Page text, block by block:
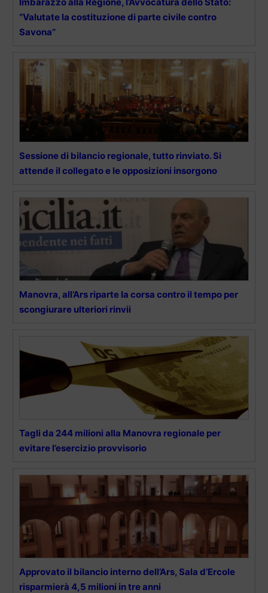
“Valutate la costituzione di parte civile contro
Savona”
Sessione di bilancio regionale, tutto rinviato. Si
attende il collegato e le opposizioni insorgono
Manovra, all’Ars riparte la corsa contro il tempo per
scongiurare ulteriori rinvii
Tagli da 244 milioni alla Manovra regionale per
evitare l’esercizio provvisorio
Approvato il bilancio interno dell’Ars, Sala d’Ercole
risparmierà 4,5 milioni in tre anni